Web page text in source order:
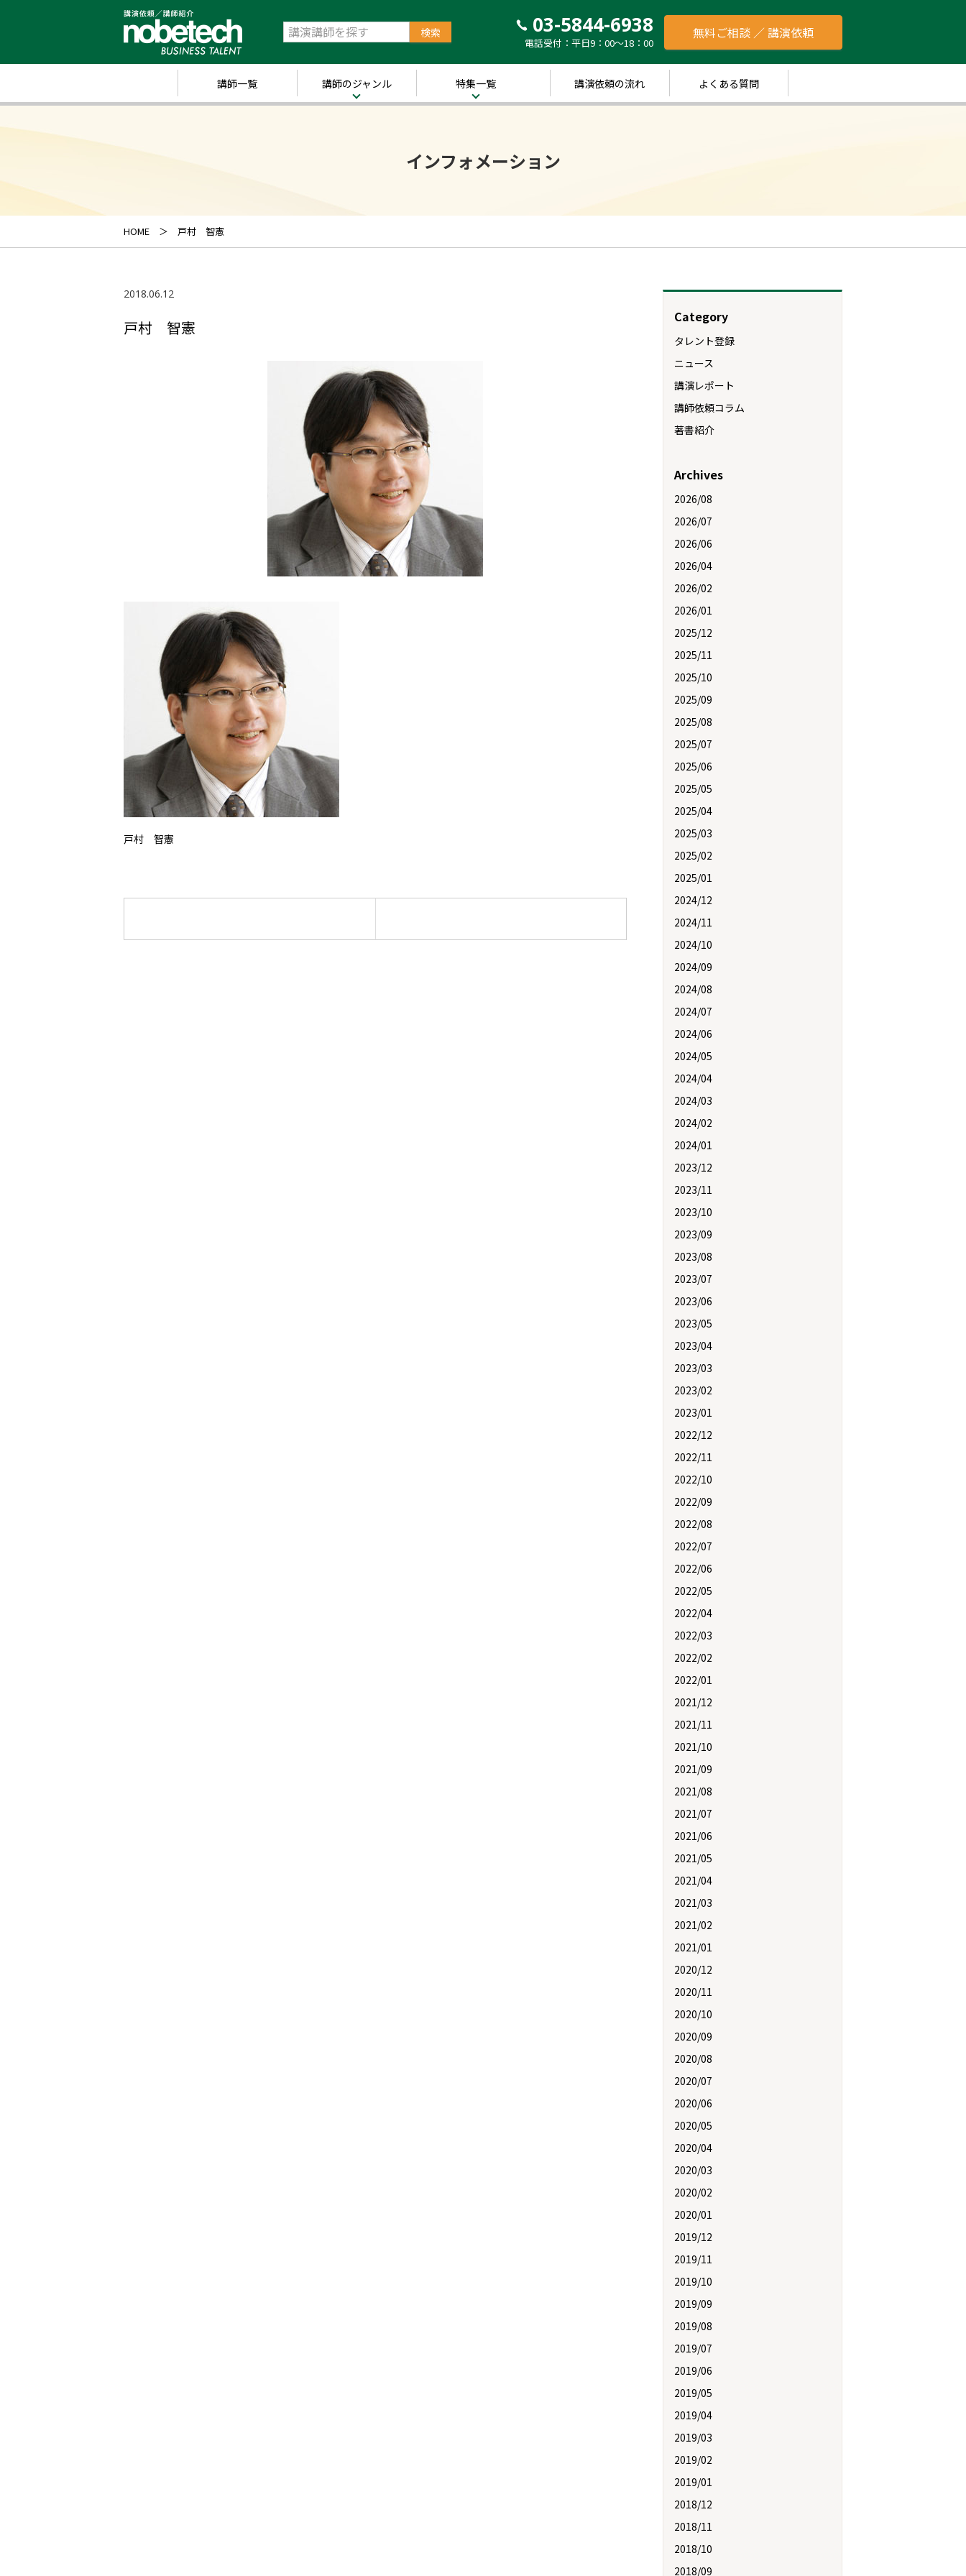
03-5844-6938
電話受付：平日9：00～18：00
無料ご相談 ／ 講演依頼
講師一覧 講師のジャンル 特集一覧
～経営の“実践者”が
語る～講演のできる
y”において「10分講
講演依頼の流れ よくある質問
インフォメーション
HOME 戸村 智憲
2018.06.12
戸村 智憲
戸村 智憲
Category
タレント登録
ニュース
講演レポート
講師依頼コラム
著書紹介
Archives
2026/08
2026/07
2026/06
2026/04
2026/02
2026/01
2025/12
2025/11
2025/10
2025/09
2025/08
2025/07
2025/06
2025/05
2025/04
2025/03
2025/02
2025/01
2024/12
2024/11
2024/10
2024/09
2024/08
2024/07
2024/06
2024/05
2024/04
2024/03
2024/02
2024/01
2023/12
2023/11
2023/10
2023/09
2023/08
2023/07
2023/06
2023/05
2023/04
2023/03
2023/02
2023/01
2022/12
2022/11
2022/10
2022/09
2022/08
2022/07
2022/06
2022/05
2022/04
2022/03
2022/02
2022/01
2021/12
2021/11
2021/10
2021/09
2021/08
2021/07
2021/06
2021/05
2021/04
2021/03
2021/02
2021/01
2020/12
2020/11
2020/10
2020/09
2020/08
2020/07
2020/06
2020/05
2020/04
2020/03
2020/02
2020/01
2019/12
2019/11
2019/10
2019/09
2019/08
2019/07
2019/06
2019/05
2019/04
2019/03
2019/02
2019/01
2018/12
2018/11
2018/10
2018/09